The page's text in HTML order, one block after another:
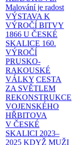
Malování je radost
VÝSTAVA K
VÝROČÍ BITVY
1866 U ČESKÉ
SKALICE 160.
VÝROČÍ
PRUSKO-
RAKOUSKÉ
VÁLKY CESTA
ZA SVĚTLEM
REKONSTRUKCE
VOJENSKÉHO
HŘBITOVA
V ČESKÉ
SKALICI 2023–
2025 KDYŽ MUŽI